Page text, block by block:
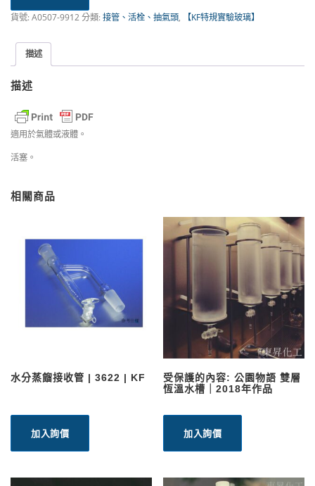
貨號:A0507-9912分類:接管、活栓、抽氣頭, 【KF特規實驗玻璃】
描述
描述
適用於氣體或液體。
活塞。
相關商品
水分蒸餾接收管 | 3622 | KF
加入詢價
受保護的內容: 公園物語 雙層
恆溫水槽｜2018年作品
加入詢價